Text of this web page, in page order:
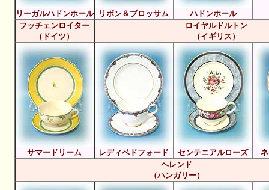
リーガルハドンホール リボン＆ブロッサム
ハドンホール
フッチェンロイター
（ドイツ）
ロイヤルドルトン
（イギリス）
サマードリーム レディベドフォード センテニアルローズ
ヘレンド
（ハンガリー）